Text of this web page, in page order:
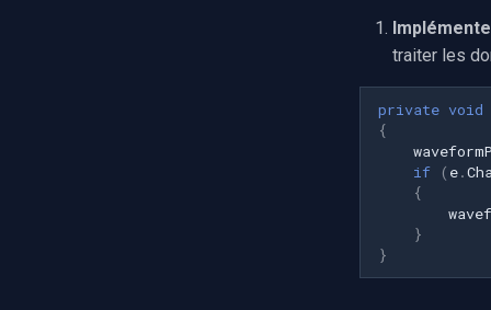
traiter les
private void
{
if
( e.
{
}
}